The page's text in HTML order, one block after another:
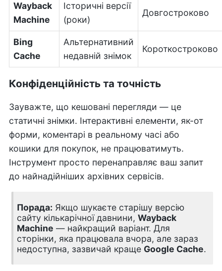
Wayback
Machine
Історичні версії
(роки)
Довгостроково
Bing
Cache
Альтернативний
недавній знімок
Короткостроково
Конфіденційність та точність
Зауважте, що кешовані перегляди — це
статичні знімки. Інтерактивні елементи, як-от
форми, коментарі в реальному часі або
кошики для покупок, не працюватимуть.
Інструмент просто перенаправляє ваш запит
до найнадійніших архівних сервісів.
Порада: Якщо шукаєте старішу версію
сайту кількарічної давнини, Wayback
Machine — найкращий варіант. Для
сторінки, яка працювала вчора, але зараз
недоступна, зазвичай краще Google Cache.